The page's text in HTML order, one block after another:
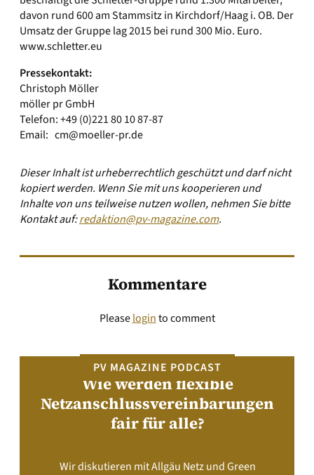
davon rund 600 am Stammsitz in Kirchdorf/Haag i. OB. Der
Umsatz der Gruppe lag 2015 bei rund 300 Mio. Euro.
www.schletter.eu
Pressekontakt:
Christoph Möller
möller pr GmbH
Telefon: +49 (0)221 80 10 87-87
Email: cm@moeller-pr.de
Dieser Inhalt ist urheberrechtlich geschützt und darf nicht
kopiert werden. Wenn Sie mit uns kooperieren und
Inhalte von uns teilweise nutzen wollen, nehmen Sie bitte
Kontakt auf:redaktion@pv-magazine.com.
Kommentare
Pleaseloginto comment
PV MAGAZINE PODCAST
Wie werden flexible
Netzanschlussvereinbarungen
fair für alle?
Wir diskutieren mit Allgäu Netz und Green